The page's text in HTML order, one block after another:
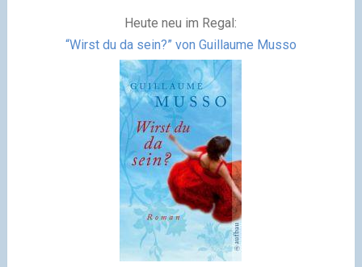
Heute neu im Regal:
“Wirst du da sein?” von Guillaume Musso